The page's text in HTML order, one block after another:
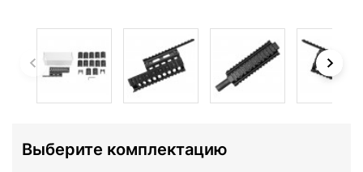
Выберите комплектацию